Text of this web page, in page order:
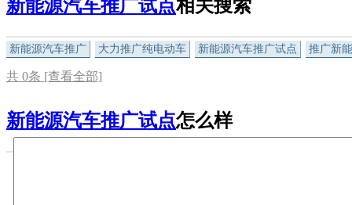
新能源汽车推广试点相关搜索
新能源汽车推广 大力推广纯电动车 新能源汽车推广试点 推广新
共 0条 [查看全部]
新能源汽车推广试点怎么样